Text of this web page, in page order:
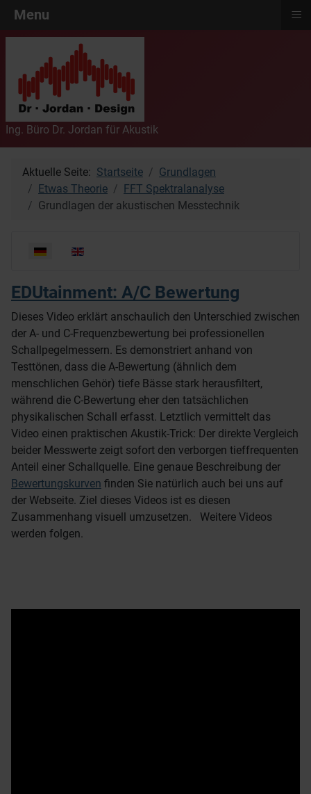
Ing. Büro Dr. Jordan für Akustik
Aktuelle Seite: Startseite
Grundlagen
Etwas Theorie
FFT Spektralanalyse
Grundlagen der akustischen Messtechnik
Sprache auswählen
EDUtainment: A/C Bewertung
Dieses Video erklärt anschaulich den Unterschied zwischen
der A- und C-Frequenzbewertung bei professionellen
Schallpegelmessern. Es demonstriert anhand von
Testtönen, dass die A-Bewertung (ähnlich dem
menschlichen Gehör) tiefe Bässe stark herausfiltert,
während die C-Bewertung eher den tatsächlichen
physikalischen Schall erfasst. Letztlich vermittelt das
Video einen praktischen Akustik-Trick: Der direkte Vergleich
beider Messwerte zeigt sofort den verborgen tieffrequenten
Anteil einer Schallquelle. Eine genaue Beschreibung der
Bewertungskurven finden Sie natürlich auch bei uns auf
der Webseite. Ziel dieses Videos ist es diesen
Zusammenhang visuell umzusetzen. Weitere Videos
werden folgen.
Menu ≡